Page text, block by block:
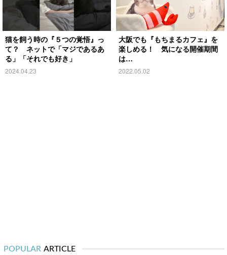
猫を飼う時の『５つの覚悟』っ
て？ ネットで「マジであるあ
る」「それでも好き」
2024.04.23
大阪でも『もちまるカフェ』を
楽しめる！ 気になる開催期間
は…
2022.05.02
POPULAR ARTICLE